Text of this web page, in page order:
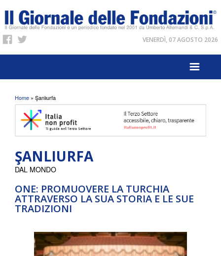
VENERDÌ, 07 AGOSTO 2026
Tu sei qui
Home » Şanlıurfa
ŞANLIURFA
ONE: PROMUOVERE LA TURCHIA
ATTRAVERSO LA SUA STORIA E LE SUE
TRADIZIONI
DAL MONDO